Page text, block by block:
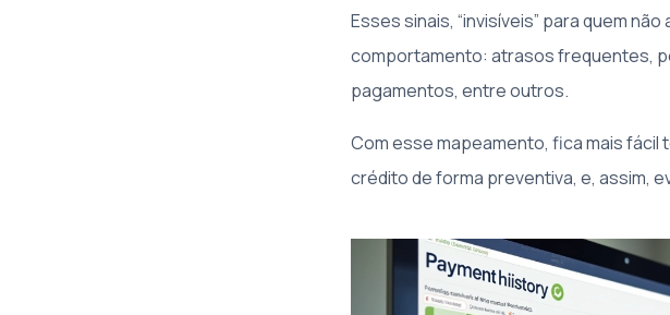
Esses sinais, “invisíveis” para quem
comportamento: atrasos frequentes,
pagamentos, entre outros.
Com esse mapeamento, fica mais
crédito de forma preventiva, e, assim,